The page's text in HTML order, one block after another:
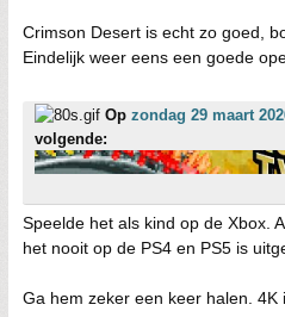
Crimson Desert is echt zo goed,
Eindelijk weer eens een goede
Op zondag 29 maart
volgende:
Speelde het als kind op de Xbox.
het nooit op de PS4 en PS5 is
Ga hem zeker een keer halen. 4K